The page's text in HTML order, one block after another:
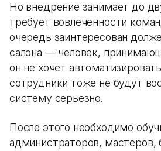
Но внедрение занимает до
требует вовлеченности
очередь заинтересован
салона — человек,
он не хочет
сотрудники тоже не будут
систему серьезно.
После этого необходимо
администраторов, мастеров,